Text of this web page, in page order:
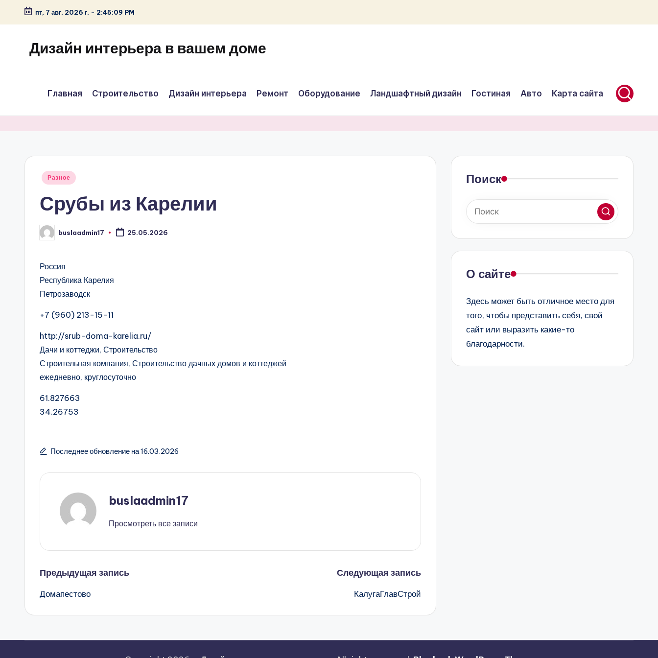
Перейти
содержимому
пт, 7 авг. 2026 г. - 2:45:09 PM
Дизайн интерьера в вашем доме
Главная Строительство Дизайн интерьера Ремонт Оборудование Ландшафтный дизайн Гостиная Авто Карта сайта
Опубликовано
Разное
Срубы из Карелии
Запись
от
buslaadmin17 25.05.2026
Россия
Республика Карелия
Петрозаводск
+7 (960) 213-15-11
http://srub-doma-karelia.ru/
Дачи и коттеджи, Строительство
Строительная компания, Строительство дачных домов и коттеджей
ежедневно, круглосуточно
61.827663
34.26753
Последнее обновление на 16.03.2026
buslaadmin17
Просмотреть все записи
Навигация
записи
Предыдущая запись
Домапестово
Следующая запись
КалугаГлавСтрой
Поиск
О сайте
Здесь может быть отличное место для
того, чтобы представить себя, свой
сайт или выразить какие-то
благодарности.